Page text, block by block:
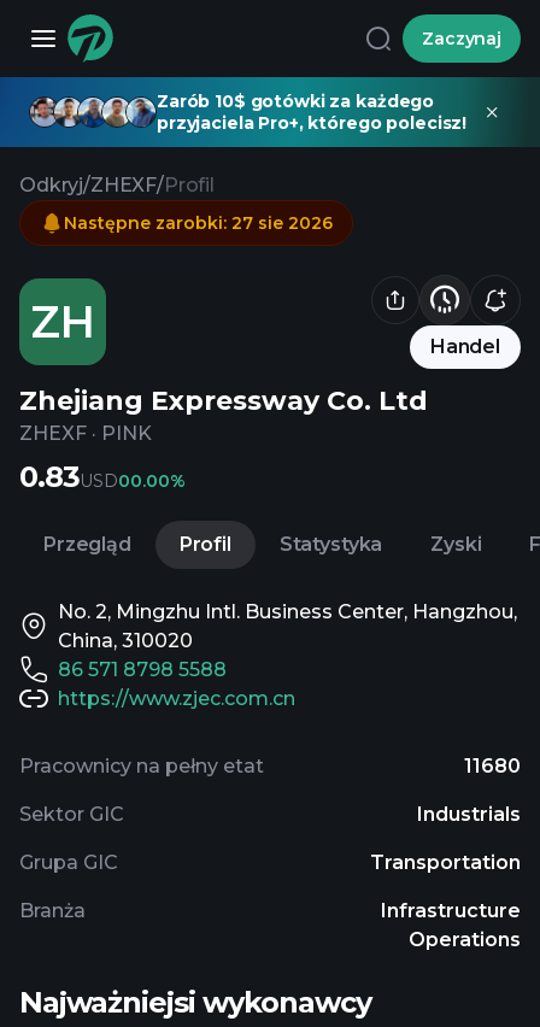
Zaczynaj
Zarób 10$ gotówki za każdego
przyjaciela Pro+, którego polecisz!
Odkryj/ZHEXF/Profil
ZH Handel
Zhejiang Expressway Co. Ltd
ZHEXF · PINK
Następne zarobki: 27 sie 2026
0.83USD00.00%
Przegląd Profil Statystyka Zyski
No. 2, Mingzhu Intl. Business Center, Hangzhou,
China, 310020
86 571 8798 5588
https://www.zjec.com.cn
Pracownicy na pełny etat 11680
Sektor GIC Industrials
Grupa GIC Transportation
Branża
Infrastructure
Operations
Najważniejsi wykonawcy